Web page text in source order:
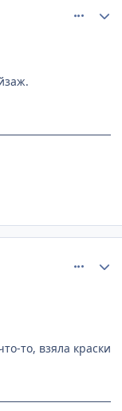
то, взяла краски